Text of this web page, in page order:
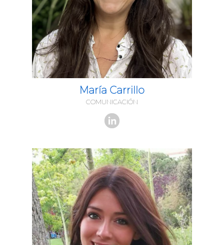
María Carrillo
COMUNICACIÓN